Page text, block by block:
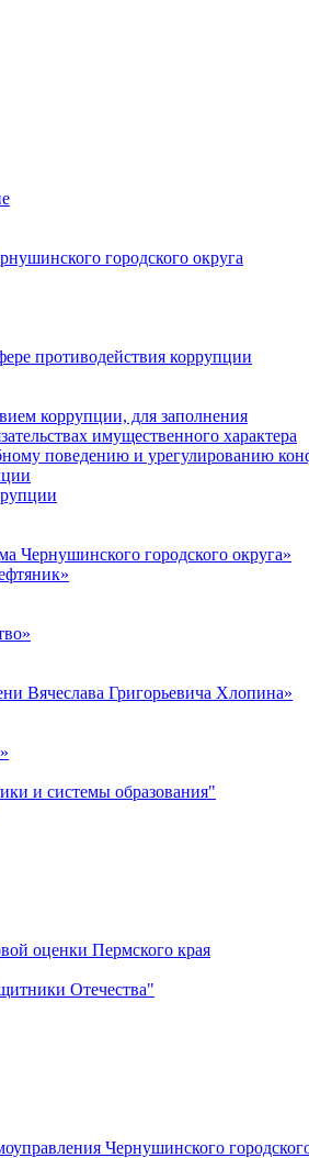
городского округа
противодействия коррупции
коррупции, для заполнения
имущественного характера
поведению и урегулированию
Чернушинского городского округа»
Вячеслава Григорьевича Хлопина»
и системы образования"
оценки Пермского края
Отечества"
Чернушинского